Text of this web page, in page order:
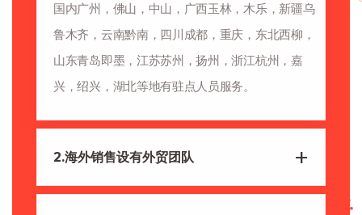
国内广州，佛山，中山，广西玉林，木乐，新疆乌
鲁木齐，云南黔南，四川成都，重庆，东北西柳，
山东青岛即墨，江苏苏州，扬州，浙江杭州，嘉
兴，绍兴，湖北等地有驻点人员服务。
2.海外销售设有外贸团队